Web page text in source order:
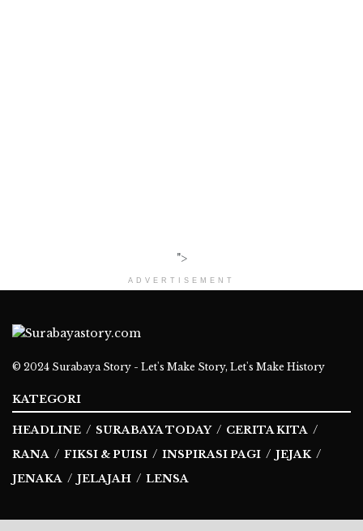
">
ADVERTISEMENT
© 2024 Surabaya Story - Let's Make Story, Let's Make History
KATEGORI
HEADLINE SURABAYA TODAY
CERITA KITA
RANA
FIKSI & PUISI INSPIRASI PAGI
JEJAK
JENAKA
JELAJAH LENSA